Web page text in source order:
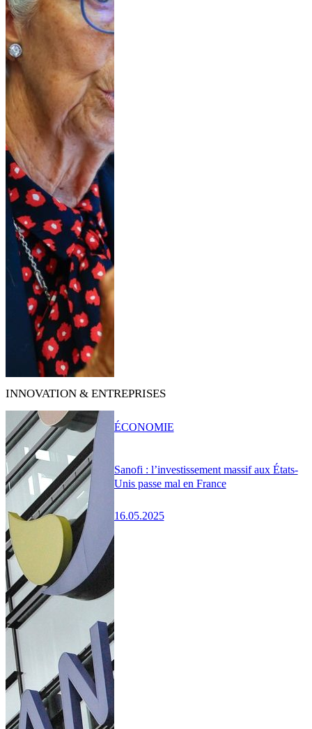
INNOVATION & ENTREPRISES
Sanofi : l’investissement massif aux États-
Unis passe mal en France
16.05.2025
ÉCONOMIE